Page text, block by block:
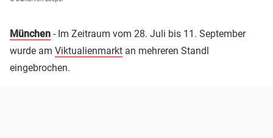
München - Im Zeitraum vom 28. Juli bis 11. September
wurde am Viktualienmarkt an mehreren Standl
eingebrochen.